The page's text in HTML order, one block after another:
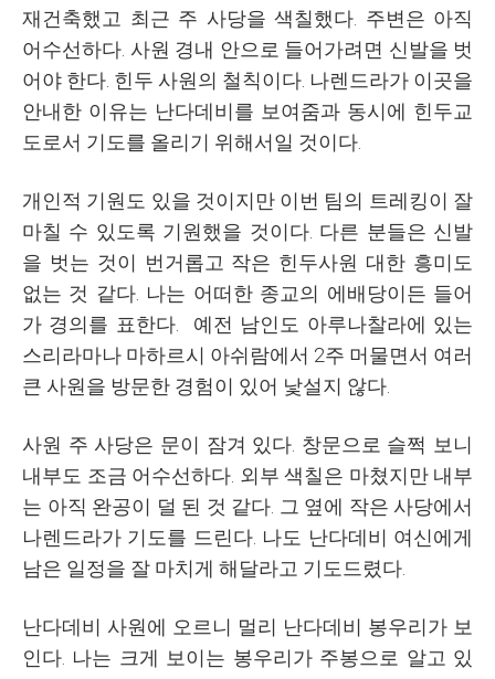
재건축했고 최근 주 사당을 색칠했다. 주변은 아직
어수선하다. 사원 경내 안으로 들어가려면 신발을 벗
어야 한다. 힌두 사원의 철칙이다. 나렌드라가 이곳을
안내한 이유는 난다데비를 보여줌과 동시에 힌두교
도로서 기도를 올리기 위해서일 것이다.
개인적 기원도 있을 것이지만 이번 팀의 트레킹이 잘
마칠 수 있도록 기원했을 것이다. 다른 분들은 신발
을 벗는 것이 번거롭고 작은 힌두사원 대한 흥미도
없는 것 같다. 나는 어떠한 종교의 에배당이든 들어
가 경의를 표한다. 예전 남인도 아루나찰라에 있는
스리라마나 마하르시 아쉬람에서 2주 머물면서 여러
큰 사원을 방문한 경험이 있어 낯설지 않다.
사원 주 사당은 문이 잠겨 있다. 창문으로 슬쩍 보니
내부도 조금 어수선하다. 외부 색칠은 마쳤지만 내부
는 아직 완공이 덜 된 것 같다. 그 옆에 작은 사당에서
나렌드라가 기도를 드린다. 나도 난다데비 여신에게
남은 일정을 잘 마치게 해달라고 기도드렸다.
난다데비 사원에 오르니 멀리 난다데비 봉우리가 보
인다. 나는 크게 보이는 봉우리가 주봉으로 알고 있